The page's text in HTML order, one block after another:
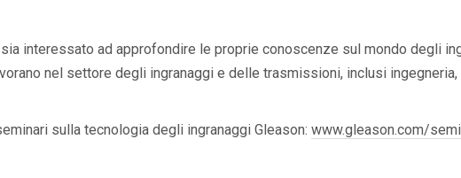
sia interessato ad approfondire le proprie conoscenze sul mondo degli
nel settore degli ingranaggi e delle trasmissioni, inclusi
sulla tecnologia degli ingranaggi Gleason: www.gleason.com/